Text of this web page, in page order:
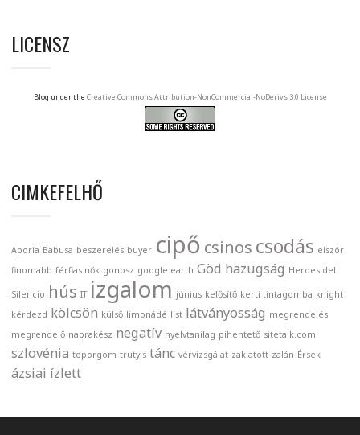
LICENSZ
Blog under the Creative Commons Attribution-NonCommercial-NoDerivs 3.0 License
CIMKEFELHŐ
Aporia Babusa beszerelés buyer cipő csinos csodás elszór
finomabb férfias nők gonosz google earth Göd hazugság Heroes del
Silencio hús IT izgalom június kelősítő kerti tintagomba knight
kérdezd kölcsön külső limonádé list látványosság megrendelés
megrendelő naprakész negatív nyelvtanilag pihentető sitetalk.com
szlovénia toporgom trutyis tánc vérvizsgálat zaklatott zalán Érsek
ázsiai ízlett